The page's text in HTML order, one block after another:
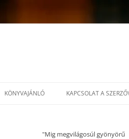
KÖNYVAJÁNLÓ KAPCSOLAT A
"Mig megvilágosúl gyönyörű